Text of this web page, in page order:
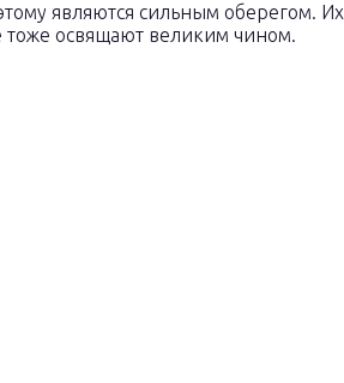
являются сильным оберегом. Их
тоже освящают великим чином.